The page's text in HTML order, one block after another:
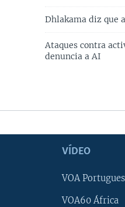
Dhlakama diz que
Ataques contra
denuncia a AI
VÍDEO
VOA Portugues
VOA60 África